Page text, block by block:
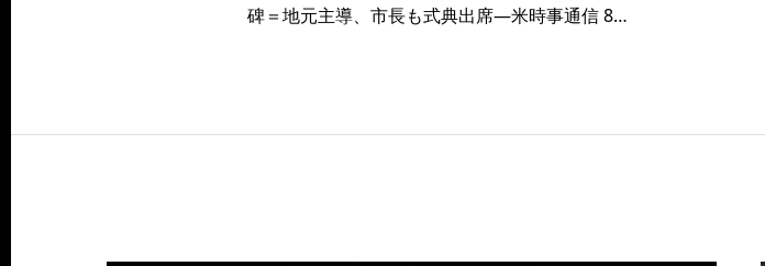
碑＝地元主導、市長も式典出席―米時事通信 8…